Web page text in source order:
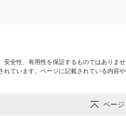
全性、有用性を保証するものではありませ
ています。ページに記載されている内容
ペー